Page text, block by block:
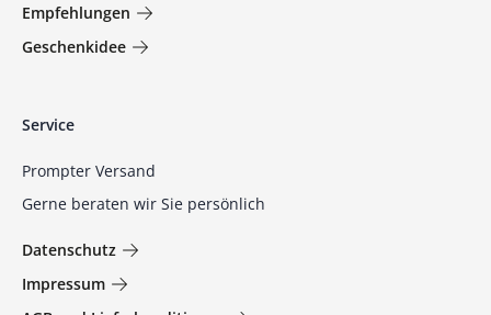
Empfehlungen
Geschenkidee
Service
Prompter Versand
Gerne beraten wir Sie persönlich
Datenschutz
Impressum